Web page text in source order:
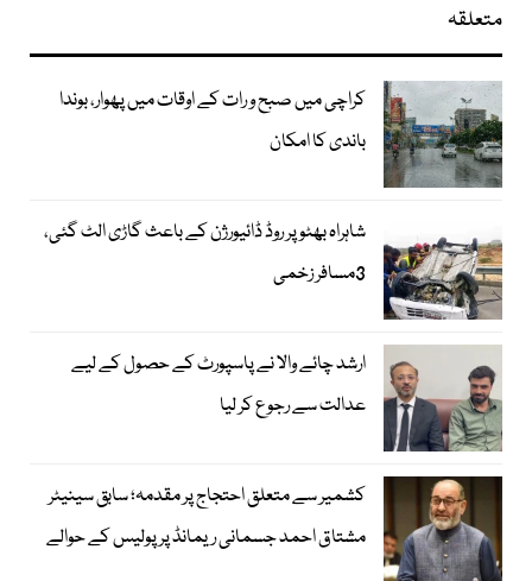
متعلقہ
کراچی میں صبح و رات کے اوقات میں پھوار، بوندا
باندی کا امکان
شاہراہ بھٹو پر روڈ ڈائیورژن کے باعث گاڑی الٹ گئی،
3مسافر زخمی
ارشد چائے والا نے پاسپورٹ کے حصول کے لیے
عدالت سے رجوع کر لیا
کشمیر سے متعلق احتجاج پر مقدمہ؛ سابق سینیٹر
مشتاق احمد جسمانی ریمانڈ پر پولیس کے حوالے